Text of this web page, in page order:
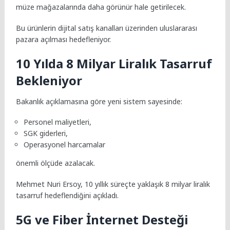
müze mağazalarında daha görünür hale getirilecek.
Bu ürünlerin dijital satış kanalları üzerinden uluslararası
pazara açılması hedefleniyor.
10 Yılda 8 Milyar Liralık Tasarruf
Bekleniyor
Bakanlık açıklamasına göre yeni sistem sayesinde:
Personel maliyetleri,
SGK giderleri,
Operasyonel harcamalar
önemli ölçüde azalacak.
Mehmet Nuri Ersoy, 10 yıllık süreçte yaklaşık 8 milyar liralık
tasarruf hedeflendiğini açıkladı.
5G ve Fiber İnternet Desteği